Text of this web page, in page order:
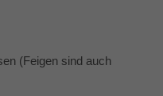
(Feigen sind auch